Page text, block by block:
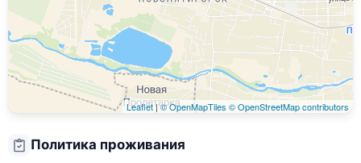
Leaflet|© OpenMapTiles © OpenStreetMap contributors
Политика проживания